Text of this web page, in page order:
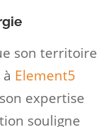
son territoire
Element5
expertise
souligne